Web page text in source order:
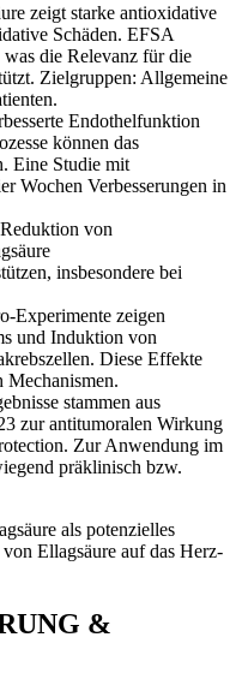
zeigt starke antioxidative
Schäden. EFSA
die Relevanz für die
Zielgruppen: Allgemeine
Endothelfunktion
können das
Eine Studie mit
Wochen Verbesserungen in
von
insbesondere bei
Experimente zeigen
und Induktion von
Diese Effekte
Mechanismen.
stammen aus
zur antitumoralen Wirkung
Zur Anwendung im
präklinisch bzw.
als potenzielles
Ellagsäure auf das Herz-
&